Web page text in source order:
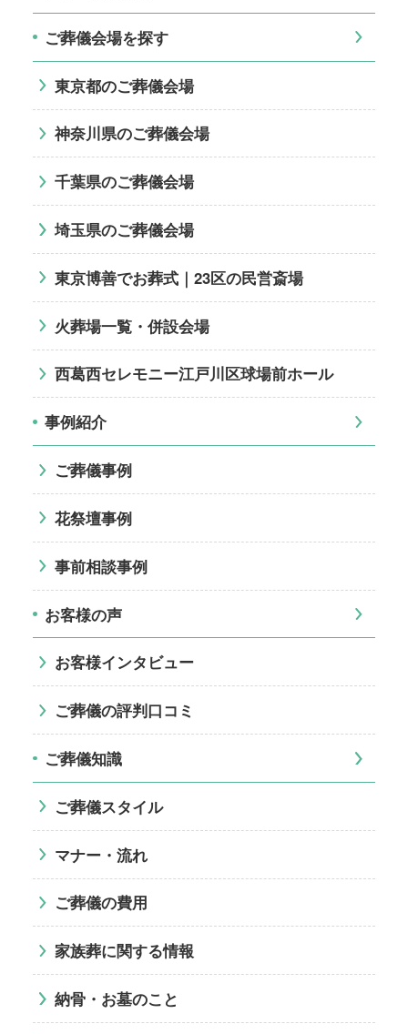
ご葬儀会場を探す
東京都のご葬儀会場
神奈川県のご葬儀会場
千葉県のご葬儀会場
埼玉県のご葬儀会場
東京博善でお葬式｜23区の民営斎場
火葬場一覧・併設会場
西葛西セレモニー江戸川区球場前ホール
事例紹介
ご葬儀事例
花祭壇事例
事前相談事例
お客様の声
お客様インタビュー
ご葬儀の評判口コミ
ご葬儀知識
ご葬儀スタイル
マナー・流れ
ご葬儀の費用
家族葬に関する情報
納骨・お墓のこと